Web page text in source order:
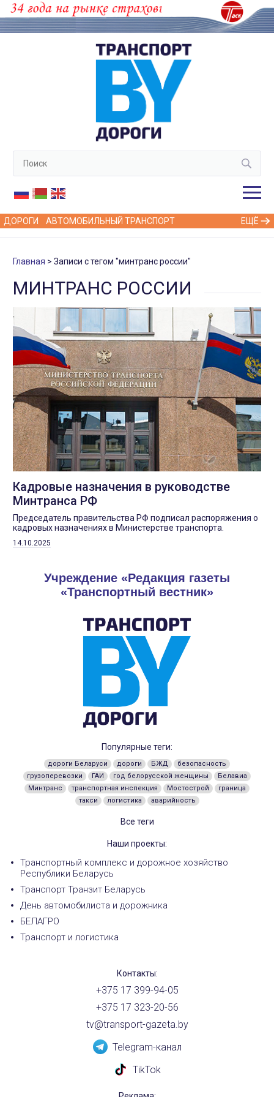
ДОРОГИ АВТОМОБИЛЬНЫЙ ТРАНСПОРТ ЕЩЁ
Главная Записи с тегом "минтранс россии"
МИНТРАНС РОССИИ
Кадровые назначения в руководстве
Минтранса РФ
Председатель правительства РФ подписал распоряжения о
кадровых назначениях в Министерстве транспорта.
14.10.2025
Учреждение «Редакция газеты
«Транспортный вестник»
Популярные теги:
дороги Беларуси дороги БЖД
безопасность
грузоперевозки
ГАИ год белорусской женщины
Белавиа
Минтранс
транспортная инспекция Мостострой
граница
такси
логистика аварийность
Все теги
Наши проекты:
Транспортный комплекс и дорожное хозяйство
Республики Беларусь
Транспорт Транзит Беларусь
День автомобилиста и дорожника
БЕЛАГРО
Транспорт и логистика
Контакты:
+375 17 399-94-05
+375 17 323-20-56
tv@transport-gazeta.by
Telegram-канал
TikTok